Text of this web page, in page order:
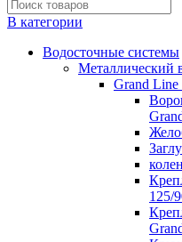
В категории
Водосточные системы
Металлический
Grand Line
125/